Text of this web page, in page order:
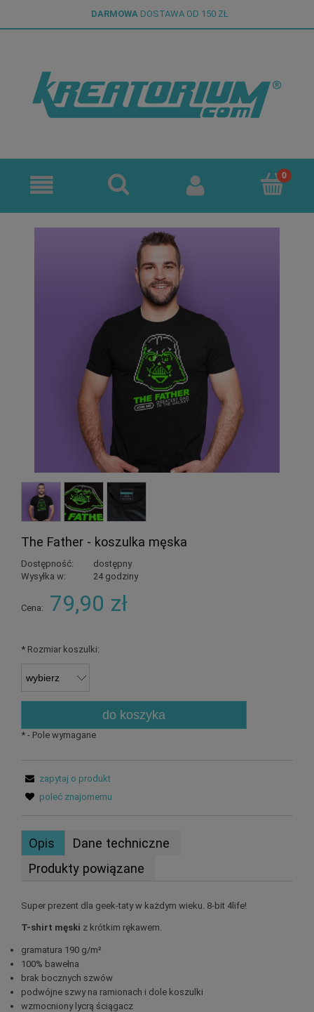
DARMOWA DOSTAWA OD 150 ZŁ
The Father - koszulka męska
Dostępność:
dostępny
Wysyłka w:
24 godziny
Cena: 79,90 zł
*Rozmiar koszulki:
do koszyka
*- Pole wymagane
zapytaj o produkt
poleć znajomemu
Opis
Dane techniczne
Produkty powiązane
Super prezent dla geek-taty w każdym wieku. 8-bit 4life!
T-shirt męski z krótkim rękawem.
gramatura 190 g/m²
100% bawełna
brak bocznych szwów
podwójne szwy na ramionach i dole koszulki
wzmocniony lycrą ściągacz